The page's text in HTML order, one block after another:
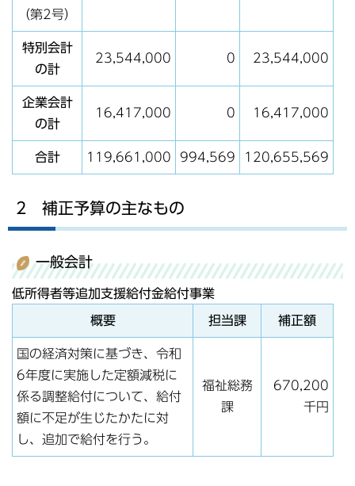
（第2号）
特別会計
の計
23,544,000 0 23,544,000
企業会計
の計
16,417,000 0 16,417,000
合計 119,661,000 994,569 120,655,569
2 補正予算の主なもの
一般会計
低所得者等追加支援給付金給付事業
概要 担当課 補正額
国の経済対策に基づき、令和
6年度に実施した定額減税に
係る調整給付について、給付
額に不足が生じたかたに対
し、追加で給付を行う。
福祉総務
課
670,200
千円